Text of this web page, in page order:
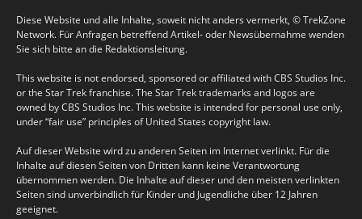
Diese Website und alle Inhalte, soweit nicht anders vermerkt, © TrekZone
Network. Für Anfragen betreffend Artikel- oder Newsübernahme wenden
Sie sich bitte an die Redaktionsleitung.
This website is not endorsed, sponsored or affiliated with CBS Studios Inc.
or the Star Trek franchise. The Star Trek trademarks and logos are
owned by CBS Studios Inc. This website is intended for personal use only,
under “fair use” principles of United States copyright law.
Auf dieser Website wird zu anderen Seiten im Internet verlinkt. Für die
Inhalte auf diesen Seiten von Dritten kann keine Verantwortung
übernommen werden. Die Inhalte auf dieser und den meisten verlinkten
Seiten sind unverbindlich für Kinder und Jugendliche über 12 Jahren
geeignet.